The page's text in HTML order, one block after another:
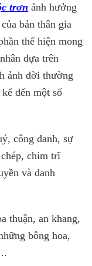
trơn ảnh hưởng
bản thân gia
thể hiện mong
dựa trên
ảnh đời thường
đến một số
công danh, sự
chim trĩ
và danh
thuận, an khang,
bông hoa,